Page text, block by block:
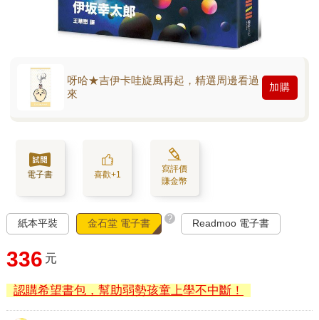
呀哈★吉伊卡哇旋風再起，精選周邊看過
來
加購
電子書 喜歡+1
寫評價
賺金幣
紙本平裝 金石堂 電子書 ? Readmoo 電子書
336 元
認購希望書包，幫助弱勢孩童上學不中斷！